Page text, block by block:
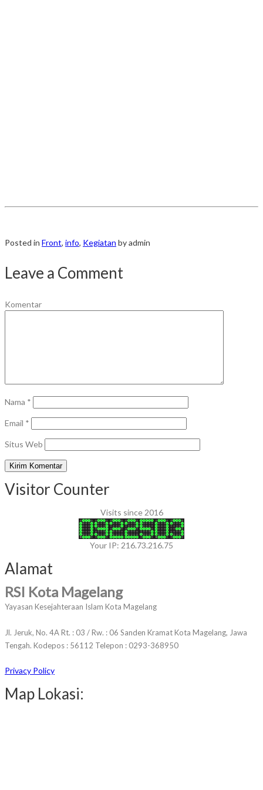
Posted in Front, info, Kegiatan by admin
Leave a Comment
Komentar
Nama *
Email *
Situs Web
Visitor Counter
Visits since 2016
Your IP: 216.73.216.75
Alamat
RSI Kota Magelang
Yayasan Kesejahteraan Islam Kota Magelang
Jl. Jeruk, No. 4A Rt. : 03 / Rw. : 06 Sanden Kramat Kota Magelang, Jawa
Tengah. Kodepos : 56112 Telepon : 0293-368950
Privacy Policy
Map Lokasi: